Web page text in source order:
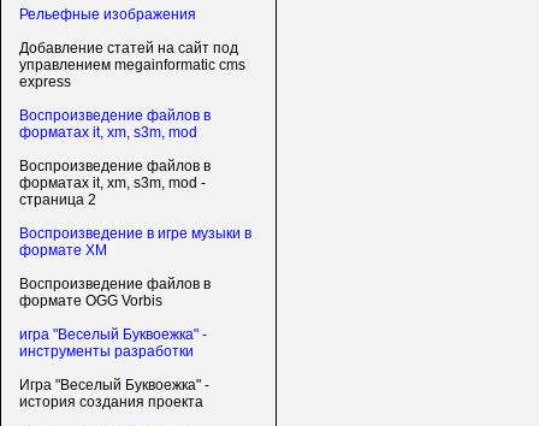
Рельефные изображения
Добавление статей на сайт под
управлением megainformatic cms
express
Воспроизведение файлов в
форматах it, xm, s3m, mod
Воспроизведение файлов в
форматах it, xm, s3m, mod -
страница 2
Воспроизведение в игре музыки в
формате XM
Воспроизведение файлов в
формате OGG Vorbis
игра "Веселый Буквоежка" -
инструменты разработки
Игра "Веселый Буквоежка" -
история создания проекта